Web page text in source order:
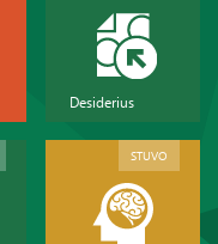
Desiderius
STUVO